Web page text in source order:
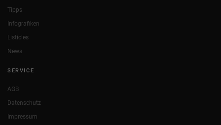
Tipps
Infografiken
Listicles
News
SERVICE
AGB
Datenschutz
Impressum